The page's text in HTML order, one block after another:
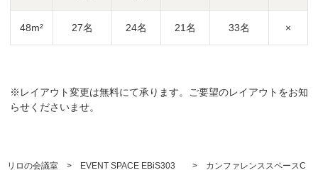
48m² 27名 24名 21名 33名 ×
※レイアウト変更は無料にて承ります。ご要望のレイアウトをお知
らせくださいませ。
リロの会議室 EVENT SPACE EBiS303 カンファレンススペースC